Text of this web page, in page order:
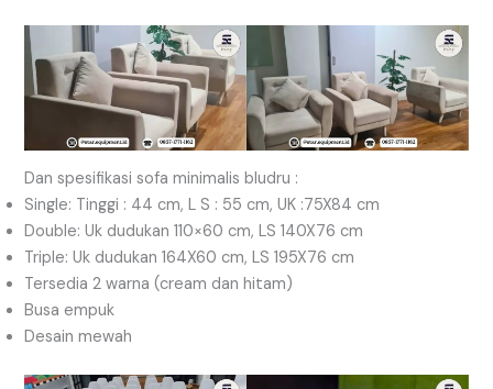
Dan spesifikasi sofa minimalis bludru :
Single: Tinggi : 44 cm, L S : 55 cm, UK :75X84 cm
Double: Uk dudukan 110×60 cm, LS 140X76 cm
Triple: Uk dudukan 164X60 cm, LS 195X76 cm
Tersedia 2 warna (cream dan hitam)
Busa empuk
Desain mewah